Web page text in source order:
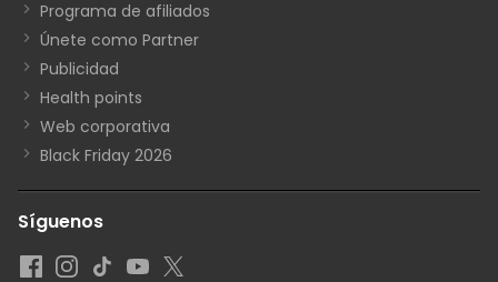
Programa de afiliados
Únete como Partner
Publicidad
Health points
Web corporativa
Black Friday 2026
Síguenos